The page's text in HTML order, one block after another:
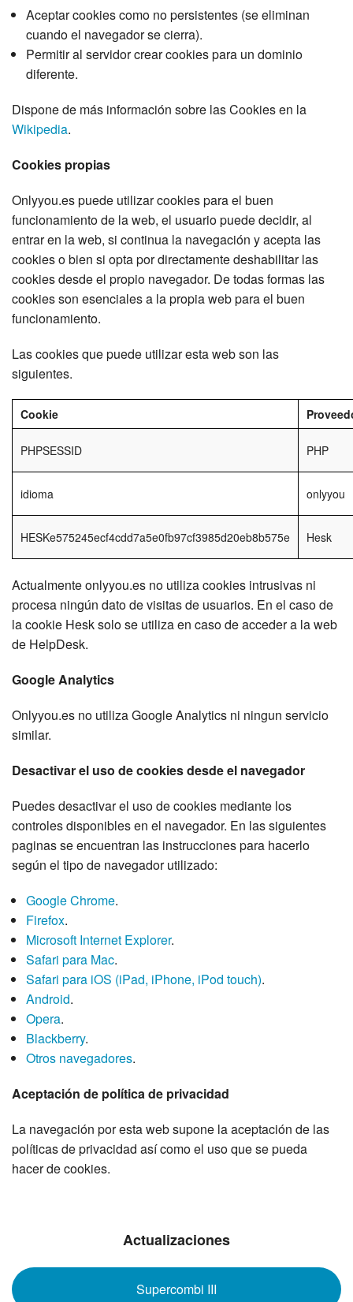
Aceptar cookies como no persistentes (se eliminan
cuando el navegador se cierra).
Permitir al servidor crear cookies para un dominio
diferente.
Dispone de más información sobre las Cookies en la
Wikipedia.
Cookies propias
Onlyyou.es puede utilizar cookies para el buen
funcionamiento de la web, el usuario puede decidir, al
entrar en la web, si continua la navegación y acepta las
cookies o bien si opta por directamente deshabilitar las
cookies desde el propio navegador. De todas formas las
cookies son esenciales a la propia web para el buen
funcionamiento.
Las cookies que puede utilizar esta web son las
siguientes.
Cookie
PHPSESSID PHP
idioma onlyyou
HESKe575245ecf4cdd7a5e0fb97cf3985d20eb8b575e Hesk
Actualmente onlyyou.es no utiliza cookies intrusivas ni
procesa ningún dato de visitas de usuarios. En el caso de
la cookie Hesk solo se utiliza en caso de acceder a la web
de HelpDesk.
Google Analytics
Onlyyou.es no utiliza Google Analytics ni ningun servicio
similar.
Desactivar el uso de cookies desde el navegador
Puedes desactivar el uso de cookies mediante los
controles disponibles en el navegador. En las siguientes
paginas se encuentran las instrucciones para hacerlo
según el tipo de navegador utilizado:
Google Chrome.
Firefox.
Microsoft Internet Explorer.
Safari para Mac.
Safari para iOS (iPad, iPhone, iPod touch).
Android.
Opera.
Blackberry.
Otros navegadores.
Aceptación de política de privacidad
La navegación por esta web supone la aceptación de las
políticas de privacidad así como el uso que se pueda
hacer de cookies.
Actualizaciones
Supercombi III